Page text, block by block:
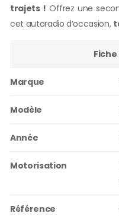
trajets ! Offrez une
cet autoradio d’occasion,
Marque
Modèle
Année
Motorisation
Référence